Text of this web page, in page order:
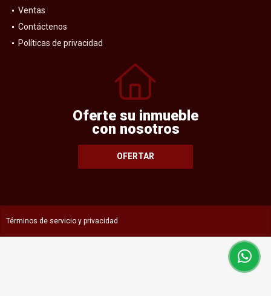
Ventas
Contáctenos
Políticas de privacidad
Oferte su inmueble
con nosotros
OFERTAR
Términos de servicio y privacidad